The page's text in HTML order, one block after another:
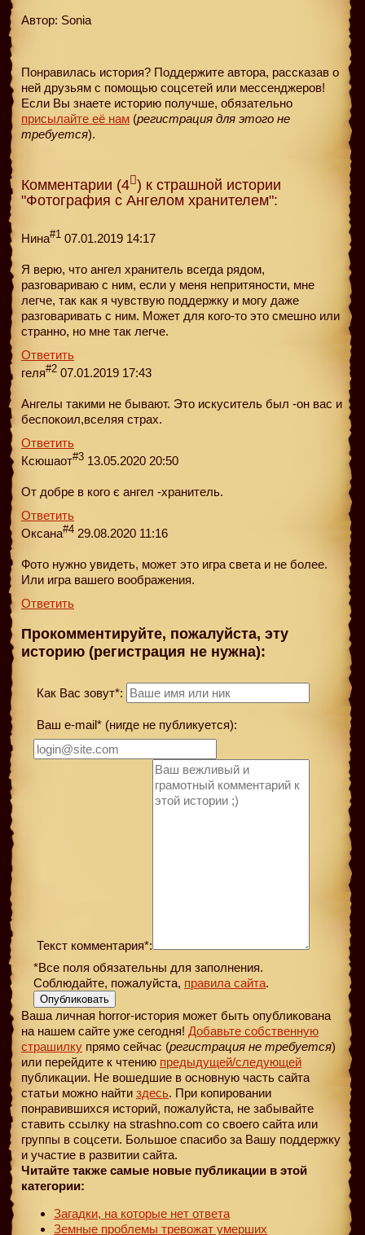
Автор: Sonia
Понравилась история? Поддержите автора, рассказав о
ней друзьям с помощью соцсетей или мессенджеров!
Если Вы знаете историю получше, обязательно
присылайте её нам (регистрация для этого не
требуется).
Комментарии (4 ) к страшной истории
"Фотография с Ангелом хранителем":
Нина#1 07.01.2019 14:17
Я верю, что ангел хранитель всегда рядом,
разговариваю с ним, если у меня непритяности, мне
легче, так как я чувствую поддержку и могу даже
разговаривать с ним. Может для кого-то это смешно или
странно, но мне так легче.
Ответить
геля#2 07.01.2019 17:43
Ангелы такими не бывают. Это искуситель был -он вас и
беспокоил,вселяя страх.
Ответить
Ксюшаот#3 13.05.2020 20:50
От добре в кого є ангел -хранитель.
Ответить
Оксана#4 29.08.2020 11:16
Фото нужно увидеть, может это игра света и не более.
Или игра вашего воображения.
Ответить
Прокомментируйте, пожалуйста, эту
историю (регистрация не нужна):
Как Вас зовут*:
Ваш e-mail* (нигде не публикуется):
Текст комментария*:
*Все поля обязательны для заполнения.
Соблюдайте, пожалуйста, правила сайта.
Опубликовать
Ваша личная horror-история может быть опубликована
на нашем сайте уже сегодня! Добавьте собственную
страшилку прямо сейчас (регистрация не требуется)
или перейдите к чтению предыдущей/следующей
публикации. Не вошедшие в основную часть сайта
статьи можно найти здесь. При копировании
понравившихся историй, пожалуйста, не забывайте
ставить ссылку на strashno.com со своего сайта или
группы в соцсети. Большое спасибо за Вашу поддержку
и участие в развитии сайта.
Читайте также самые новые публикации в этой
категории:
Загадки, на которые нет ответа
Земные проблемы тревожат умерших